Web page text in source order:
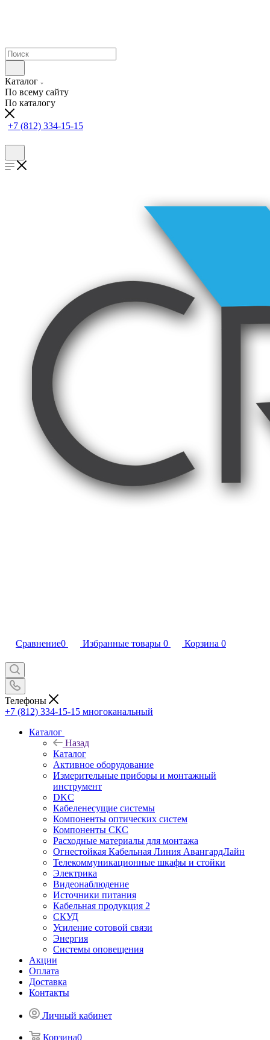
Каталог
По всему сайту
По каталогу
+7 (812) 334-15-15
Сравнение0 Избранные товары 0 Корзина 0
Телефоны
+7 (812) 334-15-15 многоканальный
Каталог
Назад
Каталог
Активное оборудование
Измерительные приборы и монтажный
инструмент
DKC
Кабеленесущие системы
Компоненты оптических систем
Компоненты СКС
Расходные материалы для монтажа
Огнестойкая Кабельная Линия АвангардЛайн
Телекоммуникационные шкафы и стойки
Электрика
Видеонаблюдение
Источники питания
Кабельная продукция 2
СКУД
Усиление сотовой связи
Энергия
Системы оповещения
Акции
Оплата
Доставка
Контакты
Личный кабинет
Корзина0